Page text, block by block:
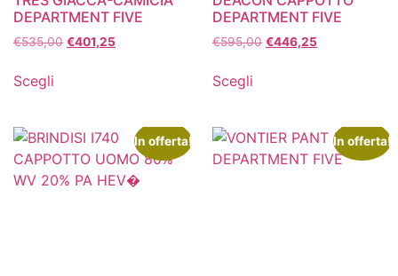
DEPARTMENT FIVE
€535,00 €401,25
Scegli
DEPARTMENT FIVE
€595,00 €446,25
Scegli
In offerta! In offerta!